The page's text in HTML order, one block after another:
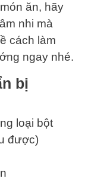
ăn, hãy
nhi mà
cách làm
ngay nhé.
bị
loại bột
được)